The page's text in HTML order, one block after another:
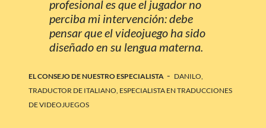
profesional es que el jugador no
perciba mi intervención: debe
pensar que el videojuego ha sido
diseñado en su lengua materna.
EL CONSEJO DE NUESTRO ESPECIALISTA - DANILO,
TRADUCTOR DE ITALIANO, ESPECIALISTA EN TRADUCCIONES
DE VIDEOJUEGOS